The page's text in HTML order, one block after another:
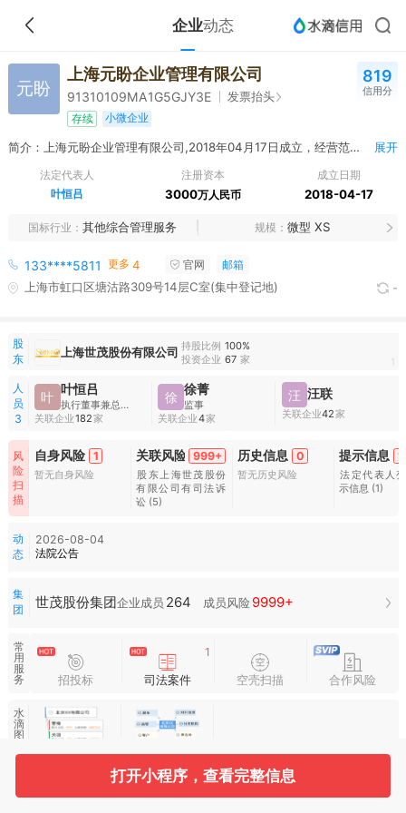
企业动态
元盼
上海元盼企业管理有限公司
91310109MA1G5GJY3E 发票抬头
存续 小微企业
819
信用分
简介：上海元盼企业管理有限公司,2018年04月17日成立，经营范围包括企业管理，企业管理咨询，从事环保科技、建筑工程科技专业领域内的技术咨询。 【依法须经批准的项目，经相关部门批准后方可开展经营活动】 展开
法定代表人
叶恒吕
注册资本
3000万人民币
成立日期
2018-04-17
国标行业 其他综合管理服务 规模 微型 XS
133****5811 更多 4 官网 邮箱
上海市虹口区塘沽路309号14层C室(集中登记地) -
股
东
上海世茂股份有限公司 持股比例 100%
投资企业 67 家 1
人
员
3
叶 叶恒吕
执行董事兼总经理
关联企业182家
徐 徐菁
监事
关联企业4家
汪 汪联
关联企业42家
风
险
扫
描
自身风险 1
暂无自身风险
关联风险 999+
股东上海世茂股份
有限公司有司法诉
讼 (5)
历史信息 0
暂无历史风险
提示信息
法定代表人
示信息 (1)
动
态
2026-08-04
法院公告
集
团
世茂股份集团企业成员 264 成员风险 9999+
常
用
服
务
招投标
1
司法案件 空壳扫描 合作风险
水
滴
图
基本信息 收起
打开小程序，查看完整信息